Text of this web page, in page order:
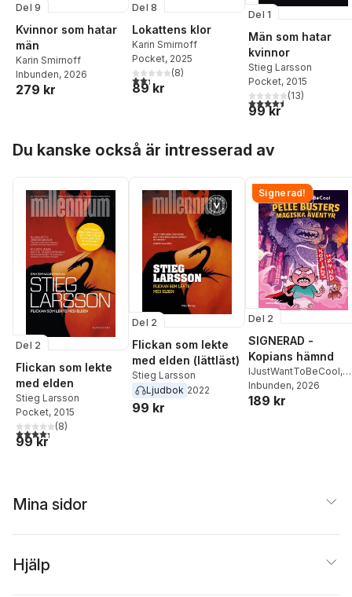
Del 9
Kvinnor som hatar
män
Karin Smirnoff
Inbunden, 2026
279 kr
Del 8
Lokattens klor
Karin Smirnoff
Pocket, 2025
2,3utav 5 stjärnor. Totalt antal röster:
(8)
89 kr
Del 1
Män som hatar
kvinnor
Stieg Larsson
Pocket, 2015
4,5utav 5 stjärnor.
(13)
99 kr
Du kanske också är intresserad av
Del 2
Flickan som lekte
med elden
Stieg Larsson
Pocket, 2015
4,3utav 5 stjärnor. Totalt antal röster:
(8)
99 kr
Del 2
Flickan som lekte
med elden (lättläst)
Stieg Larsson
Ljudbok 2022
99 kr
Signerad!
Del 2
SIGNERAD -
Kopians hämnd
IJustWantToBeCool,
Joel Adolphson
Ejdemo Beer
Inbunden, 2026
189 kr
Mina sidor
Hjälp